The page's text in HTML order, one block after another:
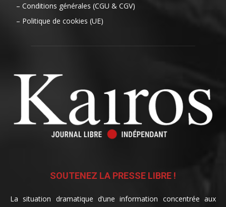
– Conditions générales (CGU & CGV)
– Politique de cookies (UE)
SOUTENEZ LA PRESSE LIBRE !
La situation dramatique d’une information concentrée aux